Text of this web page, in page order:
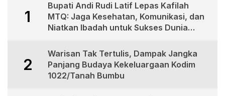
1
Bupati Andi Rudi Latif Lepas Kafilah
MTQ: Jaga Kesehatan, Komunikasi, dan
Niatkan Ibadah untuk Sukses Dunia
2
Warisan Tak Tertulis, Dampak Jangka
Panjang Budaya Kekeluargaan Kodim
1022/Tanah Bumbu